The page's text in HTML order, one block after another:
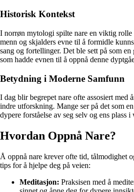
Historisk Kontekst
I norrøn mytologi spilte nare en viktig rolle
menn og skjalders evne til å formidle
sang og fortellinger. Det ble sett på som
som hadde evnen til å oppnå denne
Betydning i Moderne Samfunn
I dag blir begrepet nare ofte assosiert med
indre utforskning. Mange ser på det som
dypere forståelse av seg selv og ens plass i
Hvordan Oppnå Nare?
Å oppnå nare krever ofte tid, tålmodighet
tips for å hjelpe deg på veien:
Meditasjon: Praksisen med å